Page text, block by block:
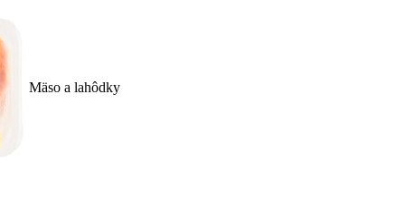
Mäso a lahôdky